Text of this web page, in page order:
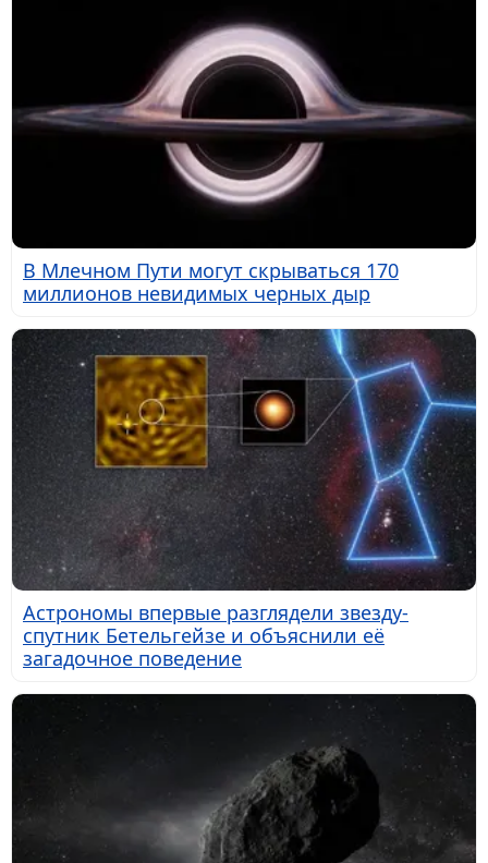
В Млечном Пути могут скрываться 170
миллионов невидимых черных дыр
Астрономы впервые разглядели звезду-
спутник Бетельгейзе и объяснили её
загадочное поведение